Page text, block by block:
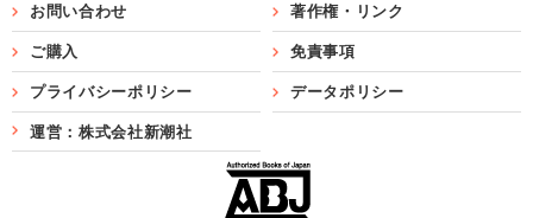
お問い合わせ 著作権・リンク
ご購入 免責事項
プライバシーポリシー データポリシー
運営：株式会社新潮社